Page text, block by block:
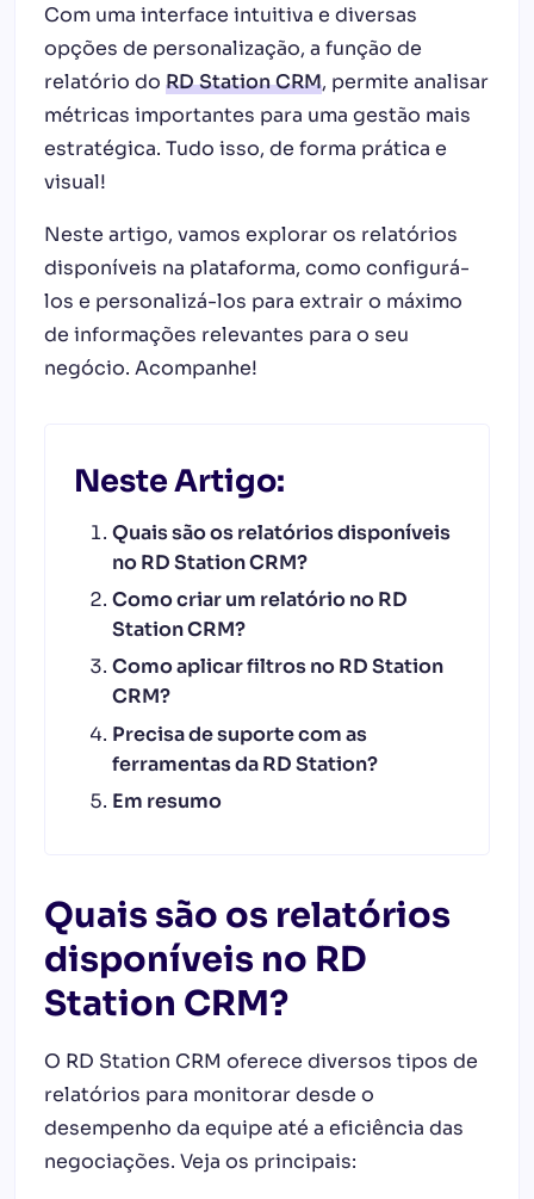
Com uma interface intuitiva e diversas
opções de personalização, a função de
relatório do RD Station CRM, permite analisar
métricas importantes para uma gestão mais
estratégica. Tudo isso, de forma prática e
visual!
Neste artigo, vamos explorar os relatórios
disponíveis na plataforma, como configurá-
los e personalizá-los para extrair o máximo
de informações relevantes para o seu
negócio. Acompanhe!
Neste Artigo:
Quais são os relatórios disponíveis
no RD Station CRM?
Como criar um relatório no RD
Station CRM?
Como aplicar filtros no RD Station
CRM?
Precisa de suporte com as
ferramentas da RD Station?
Em resumo
Quais são os relatórios
disponíveis no RD
Station CRM?
O RD Station CRM oferece diversos tipos de
relatórios para monitorar desde o
desempenho da equipe até a eficiência das
negociações. Veja os principais: